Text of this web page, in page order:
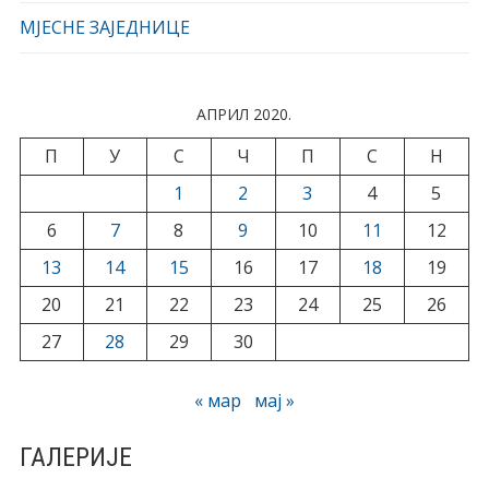
МЈЕСНЕ ЗАЈЕДНИЦЕ
АПРИЛ 2020.
П У С Ч П С
Н
1
2 3 4
5
6
7 8 9 10 11
12
13
14 15 16 17 18
19
20
21 22 23 24 25
26
27
28 29 30
« мар мај »
ГАЛЕРИЈЕ